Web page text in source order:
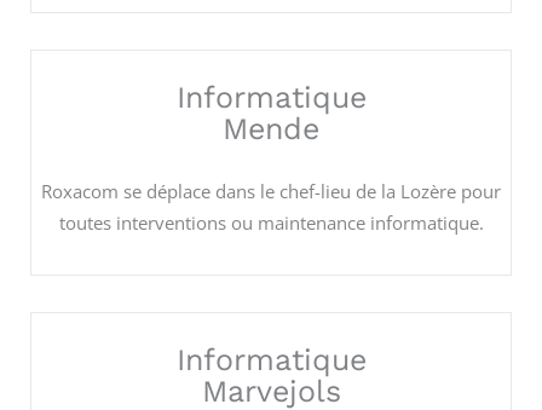
Informatique
Mende
Roxacom se déplace dans le chef-lieu de la Lozère pour
toutes interventions ou maintenance informatique.
Informatique
Marvejols